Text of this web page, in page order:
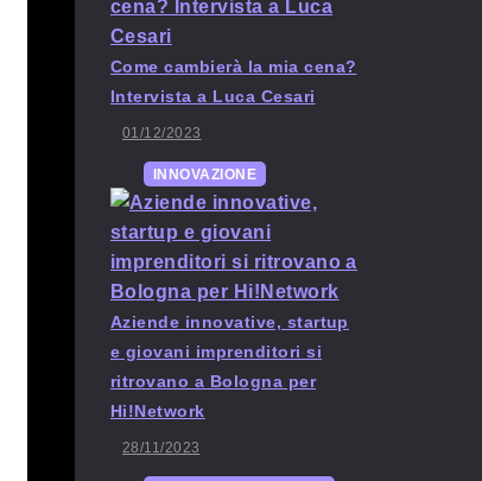
Come cambierà la mia cena?
Intervista a Luca Cesari
01/12/2023
INNOVAZIONE
Aziende innovative, startup
e giovani imprenditori si
ritrovano a Bologna per
Hi!Network
28/11/2023